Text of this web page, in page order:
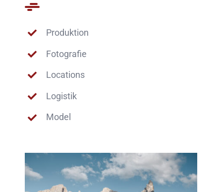
Produktion
Fotografie
Locations
Logistik
Model